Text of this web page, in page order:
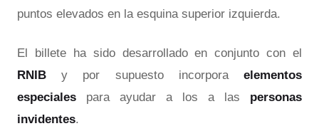
puntos elevados en la esquina superior izquierda.
El billete ha sido desarrollado en conjunto con el
RNIB y por supuesto incorpora elementos
especiales para ayudar a los a las personas
invidentes.